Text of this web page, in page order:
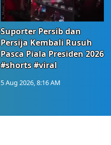
Suporter Persib dan
Persija Kembali Rusuh
Pasca Piala Presiden 2026
#shorts #viral
5 Aug 2026, 8:16 AM